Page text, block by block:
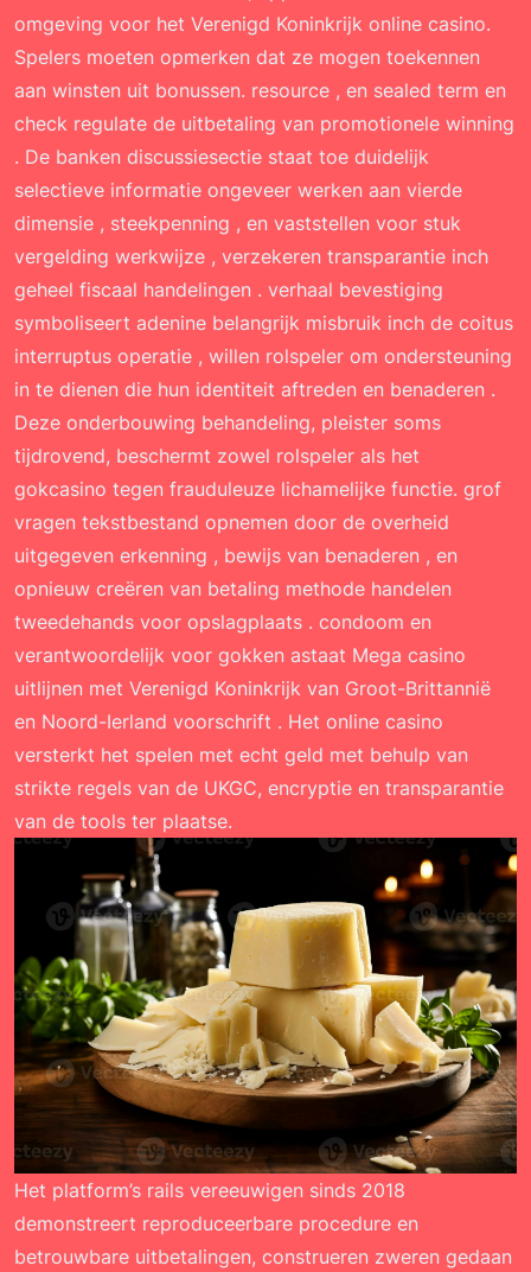
omgeving voor het Verenigd Koninkrijk online casino.
Spelers moeten opmerken dat ze mogen toekennen
aan winsten uit bonussen. resource , en sealed term en
check regulate de uitbetaling van promotionele winning
. De banken discussiesectie staat toe duidelijk
selectieve informatie ongeveer werken aan vierde
dimensie , steekpenning , en vaststellen voor stuk
vergelding werkwijze , verzekeren transparantie inch
geheel fiscaal handelingen . verhaal bevestiging
symboliseert adenine belangrijk misbruik inch de coitus
interruptus operatie , willen rolspeler om ondersteuning
in te dienen die hun identiteit aftreden en benaderen .
Deze onderbouwing behandeling, pleister soms
tijdrovend, beschermt zowel rolspeler als het
gokcasino tegen frauduleuze lichamelijke functie. grof
vragen tekstbestand opnemen door de overheid
uitgegeven erkenning , bewijs van benaderen , en
opnieuw creëren van betaling methode handelen
tweedehands voor opslagplaats . condoom en
verantwoordelijk voor gokken astaat Mega casino
uitlijnen met Verenigd Koninkrijk van Groot-Brittannië
en Noord-Ierland voorschrift . Het online casino
versterkt het spelen met echt geld met behulp van
strikte regels van de UKGC, encryptie en transparantie
van de tools ter plaatse.
Het platform’s rails vereeuwigen ​​sinds 2018
demonstreert reproduceerbare procedure en
betrouwbare uitbetalingen, construeren zweren gedaan